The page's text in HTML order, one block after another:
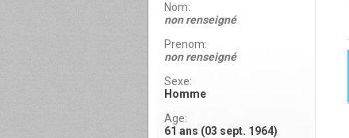
Nom:
non renseigné
Prenom:
non renseigné
Sexe:
Homme
Age:
61 ans (03 sept. 1964)